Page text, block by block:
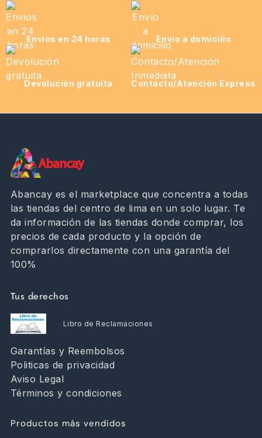
Envíos en 24 horas Envío a domicilio
Devolución gratuita Contacto/Atención Express
Abancay es el marketplace que concentra a todas
las tiendas del centro de lima en un solo lugar. Te
da información de las tiendas donde comprar, los
precios de cada producto y la opción de
comprarlos directamente con una garantía del
100%
Tus derechos
Libro de Reclamaciones
Garantías y Reembolsos
Politicas de privacidad
Aviso Legal
Términos y condiciones
Productos más vendidos